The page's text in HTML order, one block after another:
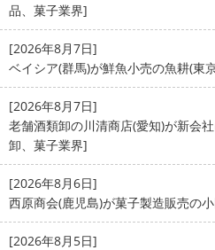
品、菓子業界]
[2026年8月7日]
ベイシア(群馬)が鮮魚小売の魚耕(
[2026年8月7日]
老舗酒類卸の川清商店(愛知)が新会
卸、菓子業界]
[2026年8月6日]
西原商会(鹿児島)が菓子製造販売の
[2026年8月5日]